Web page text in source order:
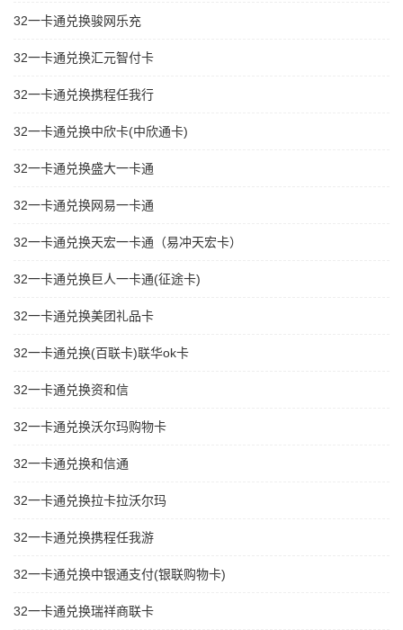
32一卡通兑换骏网乐充
32一卡通兑换汇元智付卡
32一卡通兑换携程任我行
32一卡通兑换中欣卡(中欣通卡)
32一卡通兑换盛大一卡通
32一卡通兑换网易一卡通
32一卡通兑换天宏一卡通（易冲天宏卡）
32一卡通兑换巨人一卡通(征途卡)
32一卡通兑换美团礼品卡
32一卡通兑换(百联卡)联华ok卡
32一卡通兑换资和信
32一卡通兑换沃尔玛购物卡
32一卡通兑换和信通
32一卡通兑换拉卡拉沃尔玛
32一卡通兑换携程任我游
32一卡通兑换中银通支付(银联购物卡)
32一卡通兑换瑞祥商联卡